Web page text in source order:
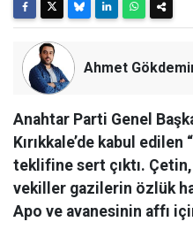
Ahmet
Anahtar Parti Genel
Kırıkkale’de kabul
teklifine sert çıktı.
vekiller gazilerin özlük
Apo ve avanesinin affı